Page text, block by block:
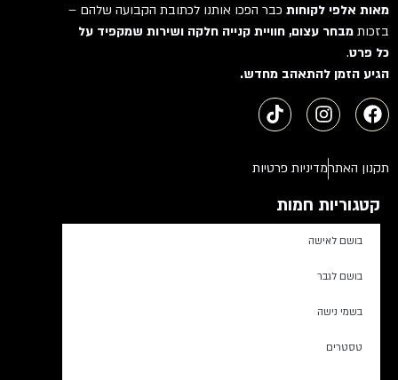
מאות אלפי לקוחותכבר הפכו אותנו לכתובת הקבועה שלהם –
בזכותמבחר עצום, חוויית קנייה חלקה ושירות שמקפיד על
כל פרט.
הגיע הזמן להתאהב מחדש.
תקנון האתרמדיניות פרטיות
קטגוריות חמות
בושם לאישה
בושם לגבר
בשמי נישה
טסטרים